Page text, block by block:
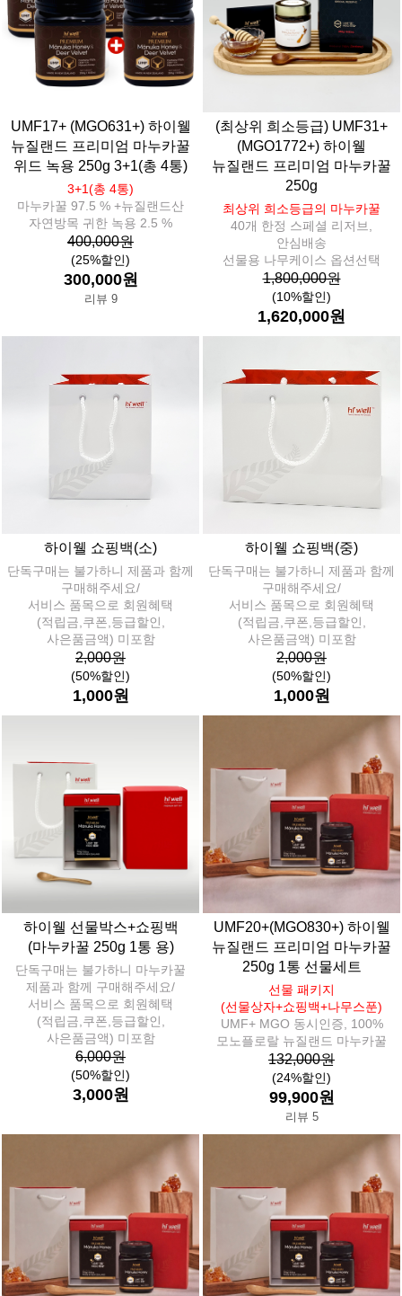
UMF17+ (MGO631+) 하이웰
뉴질랜드 프리미엄 마누카꿀
위드 녹용 250g 3+1(총 4통)
3+1(총 4통)
마누카꿀 97.5 % +뉴질랜드산
자연방목 귀한 녹용 2.5 %
400,000원
(25%할인)
300,000원
리뷰 9
(최상위 희소등급) UMF31+
(MGO1772+) 하이웰
뉴질랜드 프리미엄 마누카꿀
250g
최상위 희소등급의 마누카꿀
40개 한정 스페셜 리저브,
안심배송
선물용 나무케이스 옵션선택
1,800,000원
(10%할인)
1,620,000원
하이웰 쇼핑백(소)
단독구매는 불가하니 제품과 함께
구매해주세요/
서비스 품목으로 회원혜택
(적립금,쿠폰,등급할인,
사은품금액) 미포함
2,000원
(50%할인)
1,000원
하이웰 쇼핑백(중)
단독구매는 불가하니 제품과 함께
구매해주세요/
서비스 품목으로 회원혜택
(적립금,쿠폰,등급할인,
사은품금액) 미포함
2,000원
(50%할인)
1,000원
하이웰 선물박스+쇼핑백
(마누카꿀 250g 1통 용)
단독구매는 불가하니 마누카꿀
제품과 함께 구매해주세요/
서비스 품목으로 회원혜택
(적립금,쿠폰,등급할인,
사은품금액) 미포함
6,000원
(50%할인)
3,000원
UMF20+(MGO830+) 하이웰
뉴질랜드 프리미엄 마누카꿀
250g 1통 선물세트
선물 패키지
(선물상자+쇼핑백+나무스푼)
UMF+ MGO 동시인증, 100%
모노플로랄 뉴질랜드 마누카꿀
132,000원
(24%할인)
99,900원
리뷰 5